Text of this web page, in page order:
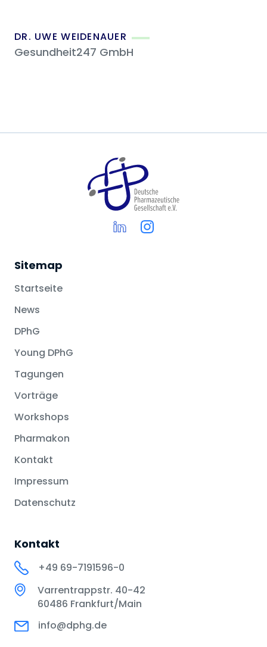
DR. UWE WEIDENAUER
Gesundheit247 GmbH
Sitemap
Startseite
News
DPhG
Young DPhG
Tagungen
Vorträge
Workshops
Pharmakon
Kontakt
Impressum
Datenschutz
Kontakt
+49 69-7191596-0
Varrentrappstr. 40-42
60486 Frankfurt/Main
info@dphg.de